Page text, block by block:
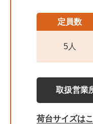
定員数
5人
取扱営業
荷台サイズは